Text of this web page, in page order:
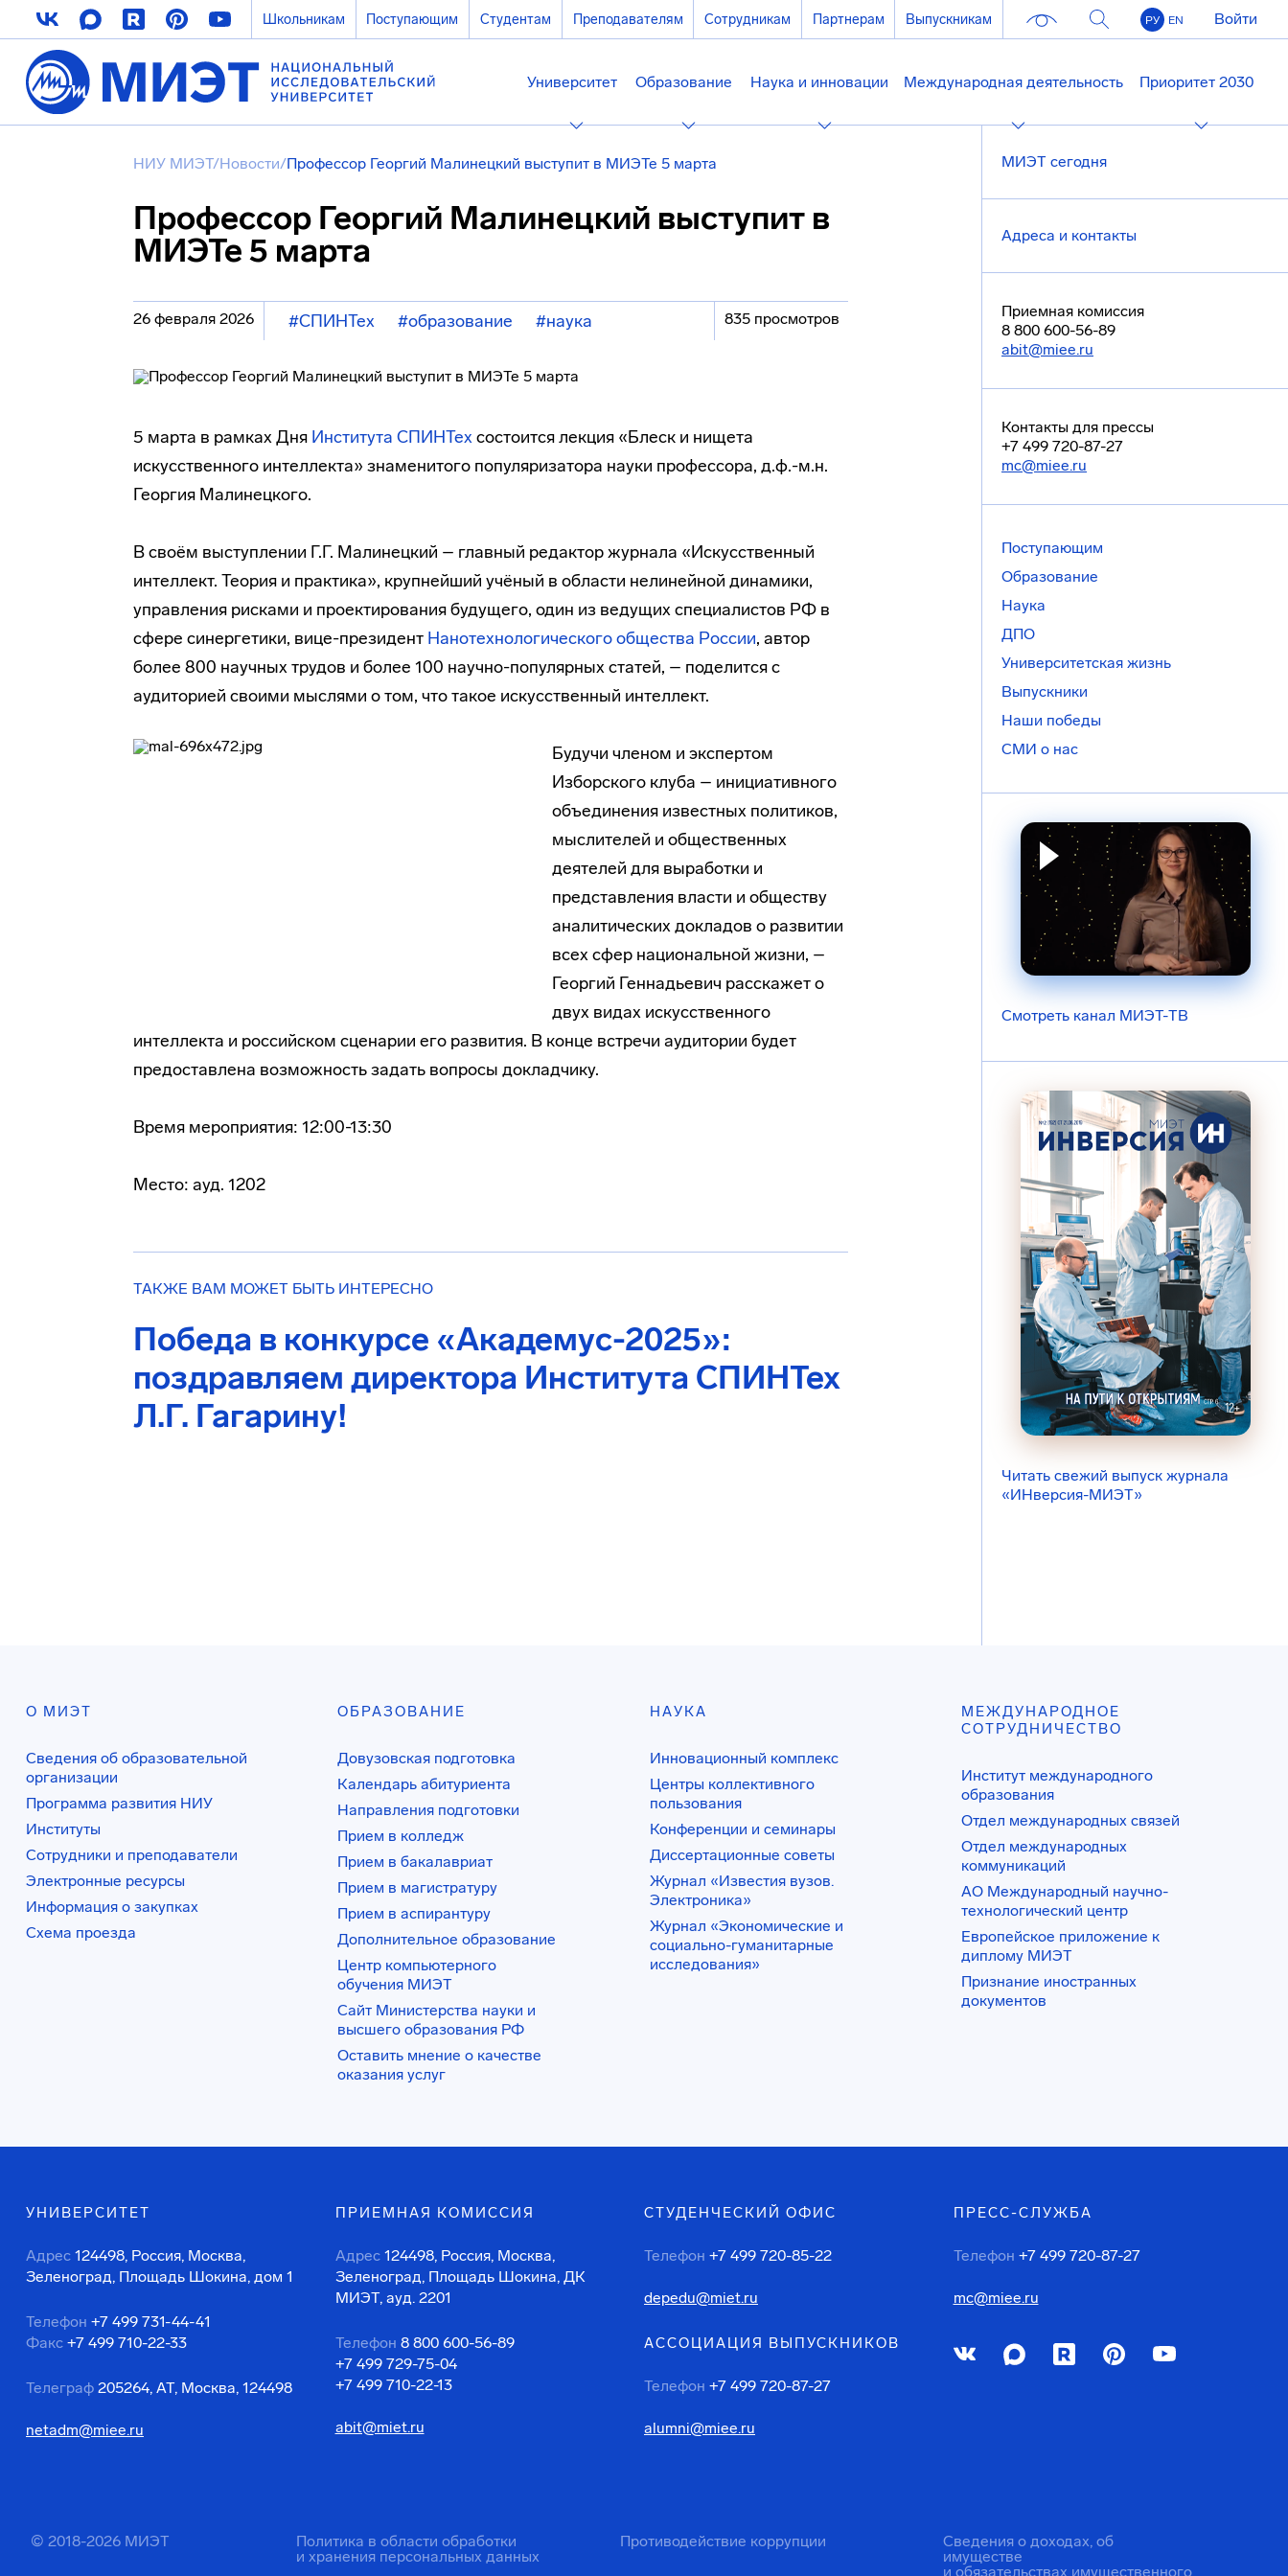
Школьникам Поступающим Студентам Преподавателям Сотрудникам Партнерам Выпускникам РУ EN Войти
Университет Образование Наука и инновации Международная деятельность Приоритет 2030
НИУ МИЭТ/Новости/Профессор Георгий Малинецкий выступит в МИЭТе 5 марта
Профессор Георгий Малинецкий выступит в
МИЭТе 5 марта
26 февраля 2026 #СПИНТех #образование #наука 835 просмотров
5 марта в рамках Дня Института СПИНТехсостоится лекция «Блеск и нищета
искусственного интеллекта» знаменитого популяризатора науки профессора, д.ф.-м.н.
Георгия Малинецкого.
В своём выступлении Г.Г. Малинецкий – главный редактор журнала «Искусственный
интеллект. Теория и практика», крупнейший учёный в области нелинейной динамики,
управления рисками и проектирования будущего, один из ведущих специалистов РФ в
сфере синергетики, вице-президент Нанотехнологического общества России, автор
более 800 научных трудов и более 100 научно-популярных статей, – поделится с
аудиторией своими мыслями о том, что такое искусственный интеллект.
Будучи членом и экспертом
Изборского клуба – инициативного
объединения известных политиков,
мыслителей и общественных
деятелей для выработки и
представления власти и обществу
аналитических докладов о развитии
всех сфер национальной жизни, –
Георгий Геннадьевич расскажет о
двух видах искусственного
интеллекта и российском сценарии его развития. В конце встречи аудитории будет
предоставлена возможность задать вопросы докладчику.
Время мероприятия: 12:00-13:30
Место: ауд. 1202
ТАКЖЕ ВАМ МОЖЕТ БЫТЬ ИНТЕРЕСНО
Победа в конкурсе «Академус-2025»:
поздравляем директора Института СПИНТех
Л.Г. Гагарину!
МИЭТ сегодня
Адреса и контакты
Приемная комиссия
8 800 600-56-89
abit@miee.ru
Контакты для прессы
+7 499 720-87-27
mc@miee.ru
Поступающим
Образование
Наука
ДПО
Университетская жизнь
Выпускники
Наши победы
СМИ о нас
Смотреть канал МИЭТ-ТВ
Читать свежий выпуск журнала
«ИНверсия-МИЭТ»
О МИЭТ
Сведения об образовательной
организации
Программа развития НИУ
Институты
Сотрудники и преподаватели
Электронные ресурсы
Информация о закупках
Схема проезда
ОБРАЗОВАНИЕ
Довузовская подготовка
Календарь абитуриента
Направления подготовки
Прием в колледж
Прием в бакалавриат
Прием в магистратуру
Прием в аспирантуру
Дополнительное образование
Центр компьютерного
обучения МИЭТ
Сайт Министерства науки и
высшего образования РФ
Оставить мнение о качестве
оказания услуг
НАУКА
Инновационный комплекс
Центры коллективного
пользования
Конференции и семинары
Диссертационные советы
Журнал «Известия вузов.
Электроника»
Журнал «Экономические и
социально-гуманитарные
исследования»
МЕЖДУНАРОДНОЕ
СОТРУДНИЧЕСТВО
Институт международного
образования
Отдел международных связей
Отдел международных
коммуникаций
АО Международный научно-
технологический центр
Европейское приложение к
диплому МИЭТ
Признание иностранных
документов
УНИВЕРСИТЕТ
Адрес 124498, Россия, Москва,
Зеленоград, Площадь Шокина, дом 1
Телефон +7 499 731-44-41
Факс +7 499 710-22-33
Телеграф 205264, АТ, Москва, 124498
netadm@miee.ru
ПРИЕМНАЯ КОМИССИЯ
Адрес 124498, Россия, Москва,
Зеленоград, Площадь Шокина, ДК
МИЭТ, ауд. 2201
Телефон 8 800 600-56-89
+7 499 729-75-04
+7 499 710-22-13
abit@miet.ru
СТУДЕНЧЕСКИЙ ОФИС
Телефон +7 499 720-85-22
depedu@miet.ru
АССОЦИАЦИЯ ВЫПУСКНИКОВ
Телефон +7 499 720-87-27
alumni@miee.ru
ПРЕСС-СЛУЖБА
Телефон +7 499 720-87-27
mc@miee.ru
© 2018-2026 МИЭТ
Политика в области обработки
и хранения персональных данных
Противодействие коррупции
Сведения о доходах, об
имуществе
и обязательствах имущественного